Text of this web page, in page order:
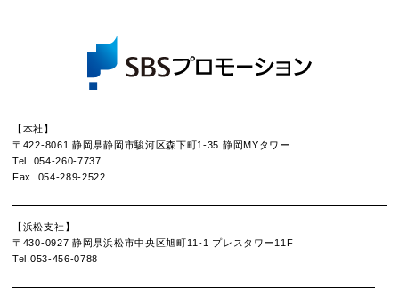
【本社】
〒422-8061 静岡県静岡市駿河区森下町1-35 静岡MYタワー
Tel. 054-260-7737
Fax. 054-289-2522
【浜松支社】
〒430-0927 静岡県浜松市中央区旭町11-1 プレスタワー11F
Tel.053-456-0788